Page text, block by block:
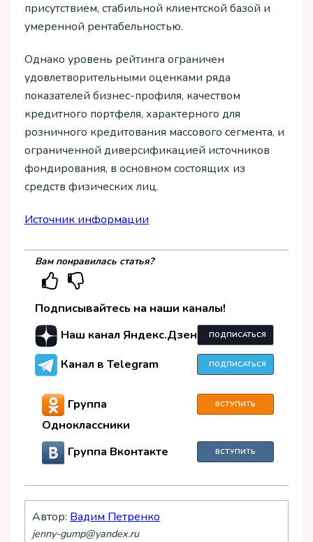
присутствием, стабильной клиентской базой и
умеренной рентабельностью.
Однако уровень рейтинга ограничен
удовлетворительными оценками ряда
показателей бизнес-профиля, качеством
кредитного портфеля, характерного для
розничного кредитования массового сегмента, и
ограниченной диверсификацией источников
фондирования, в основном состоящих из
средств физических лиц.
Источник информации
Вам понравилась статья?
Подписывайтесь на наши каналы!
Наш канал Яндекс.Дзен
ПОДПИСАТЬСЯ
Канал в Telegram ПОДПИСАТЬСЯ
Группа
Одноклассники
ВСТУПИТЬ
Группа Вконтакте ВСТУПИТЬ
Автор: Вадим Петренко
jenny-gump@yandex.ru